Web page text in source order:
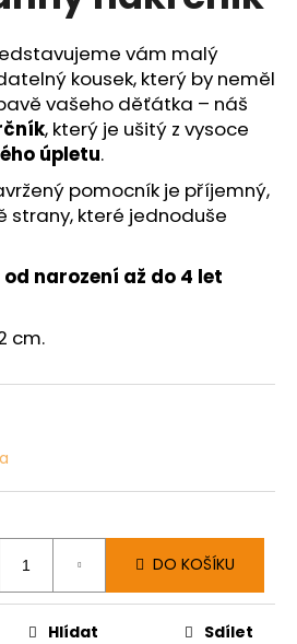
vám malý
kousek, který by neměl
vašeho děťátka – náš
, který je ušitý z vysoce
úpletu.
pomocník je příjemný,
strany, které jednoduše
od narození až do 4 let
cm.
DO KOŠÍKU
Hlídat Sdílet